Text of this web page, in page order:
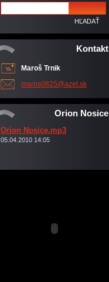
Kontakt
Maroš Trnik
maros0825@azet.sk
Orion Nosice
Orion Nosice.mp3
05.04.2010 14:05